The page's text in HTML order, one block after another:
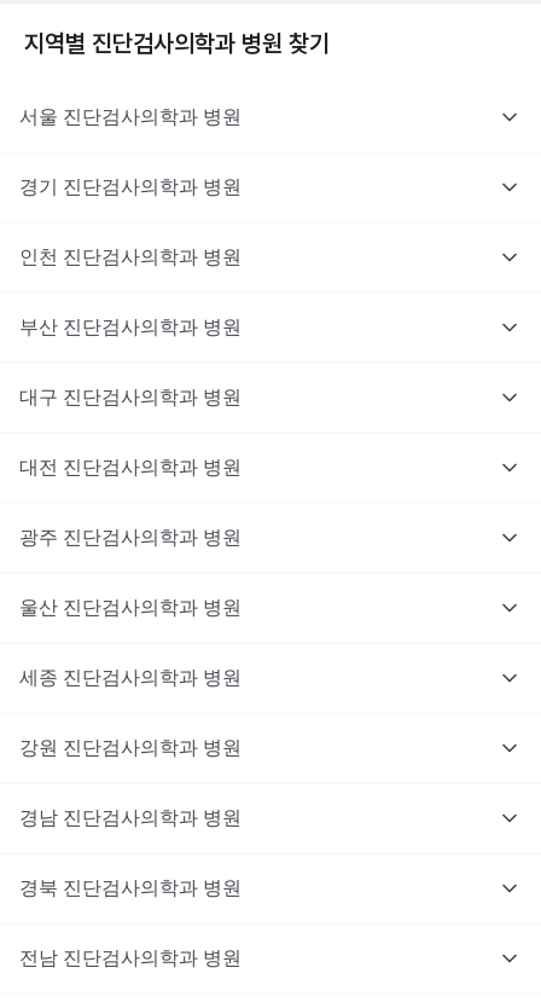
지역별 진단검사의학과 병원 찾기
서울 진단검사의학과 병원
경기 진단검사의학과 병원
인천 진단검사의학과 병원
부산 진단검사의학과 병원
대구 진단검사의학과 병원
대전 진단검사의학과 병원
광주 진단검사의학과 병원
울산 진단검사의학과 병원
세종 진단검사의학과 병원
강원 진단검사의학과 병원
경남 진단검사의학과 병원
경북 진단검사의학과 병원
전남 진단검사의학과 병원